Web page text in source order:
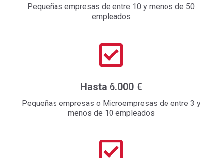
Pequeñas empresas de entre 10 y menos de 50
empleados
Hasta 6.000 €
Pequeñas empresas o Microempresas de entre 3 y
menos de 10 empleados